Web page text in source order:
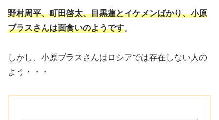
野村周平、町田啓太、目黒蓮とイケメンばかり、小原
ブラスさんは面食いのようです。
しかし、小原ブラスさんはロシアでは存在しない人の
よう・・・